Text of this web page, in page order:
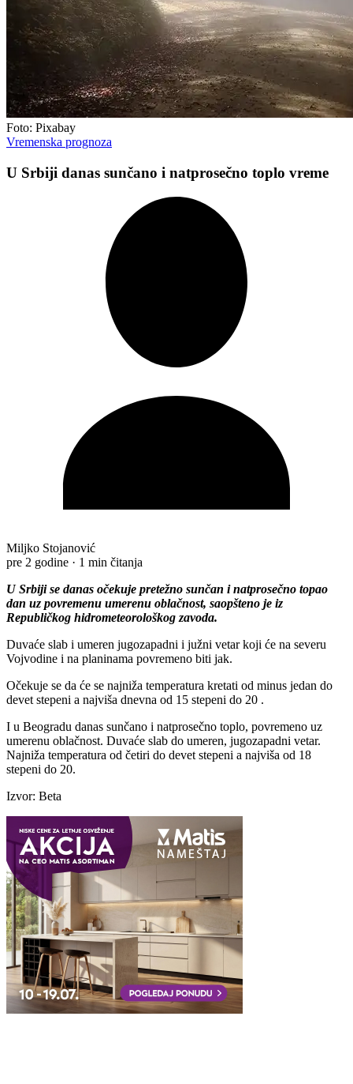
Foto: Pixabay
Vremenska prognoza
U Srbiji danas sunčano i natprosečno toplo vreme
Miljko Stojanović
pre 2 godine · 1 min čitanja
U Srbiji se danas očekuje pretežno sunčan i natprosečno topao
dan uz povremenu umerenu oblačnost, saopšteno je iz
Republičkog hidrometeorološkog zavoda.
Duvaće slab i umeren jugozapadni i južni vetar koji će na severu
Vojvodine i na planinama povremeno biti jak.
Očekuje se da će se najniža temperatura kretati od minus jedan do
devet stepeni a najviša dnevna od 15 stepeni do 20 .
I u Beogradu danas sunčano i natprosečno toplo, povremeno uz
umerenu oblačnost. Duvaće slab do umeren, jugozapadni vetar.
Najniža temperatura od četiri do devet stepeni a najviša od 18
stepeni do 20.
Izvor: Beta